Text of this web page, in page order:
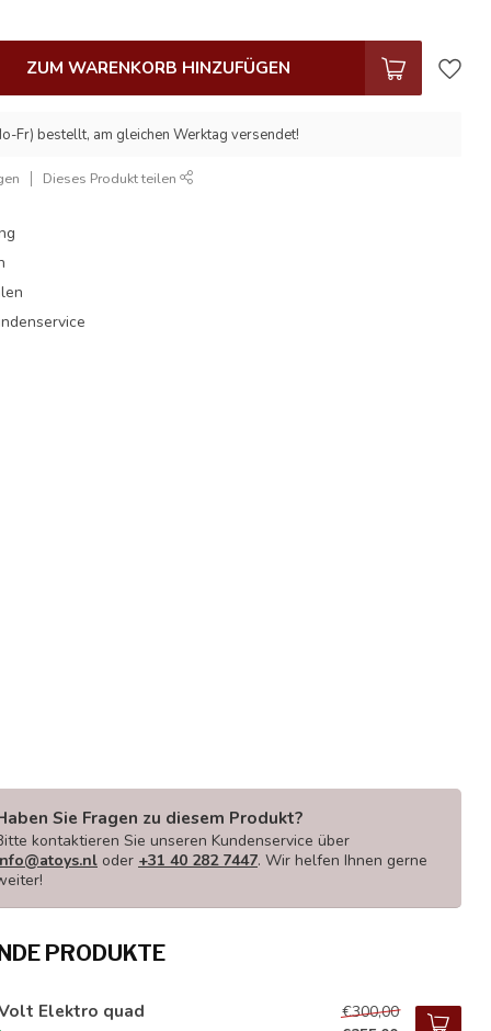
ZUM WARENKORB HINZUFÜGEN
Fr) bestellt, am gleichen Werktag versendet!
Dieses Produkt teilen
Sie Fragen zu diesem Produkt?
kontaktieren Sie unseren Kundenservice über
oder +31 40 282 7447. Wir helfen Ihnen gerne
PRODUKTE
Elektro quad
€300,00